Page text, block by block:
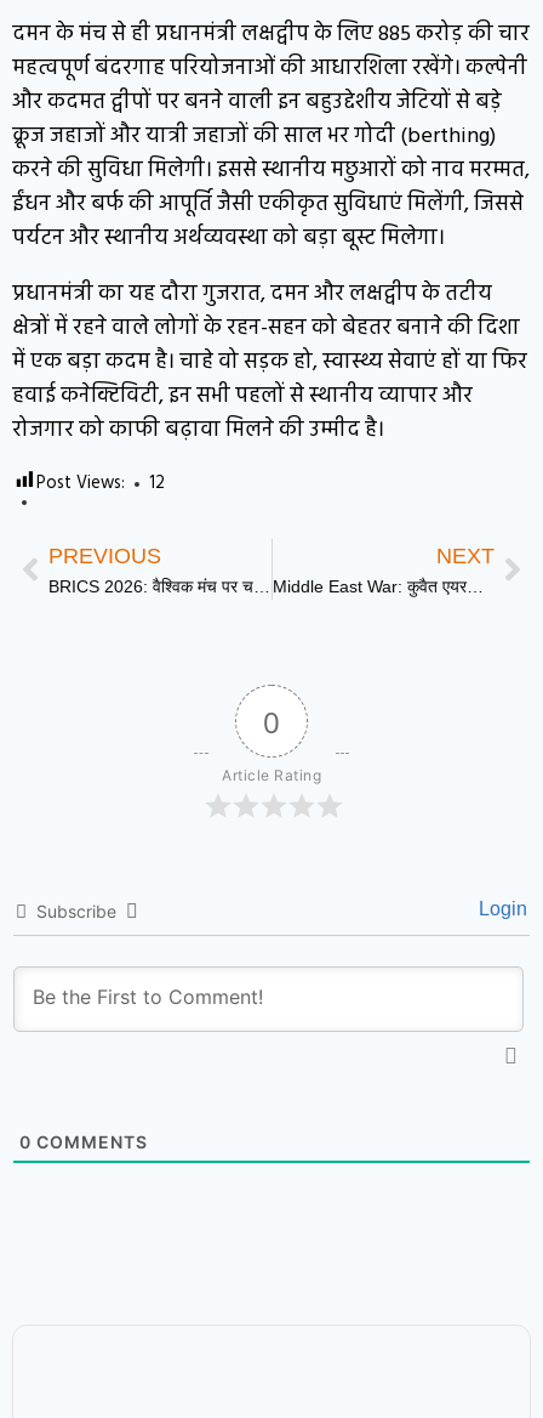
दमन के मंच से ही प्रधानमंत्री लक्षद्वीप के लिए ₹885 करोड़ की चार
महत्वपूर्ण बंदरगाह परियोजनाओं की आधारशिला रखेंगे। कल्पेनी
और कदमत द्वीपों पर बनने वाली इन बहुउद्देशीय जेटियों से बड़े
क्रूज जहाजों और यात्री जहाजों की साल भर गोदी (berthing)
करने की सुविधा मिलेगी। इससे स्थानीय मछुआरों को नाव मरम्मत,
ईंधन और बर्फ की आपूर्ति जैसी एकीकृत सुविधाएं मिलेंगी, जिससे
पर्यटन और स्थानीय अर्थव्यवस्था को बड़ा बूस्ट मिलेगा।
प्रधानमंत्री का यह दौरा गुजरात, दमन और लक्षद्वीप के तटीय
क्षेत्रों में रहने वाले लोगों के रहन-सहन को बेहतर बनाने की दिशा
में एक बड़ा कदम है। चाहे वो सड़क हो, स्वास्थ्य सेवाएं हों या फिर
हवाई कनेक्टिविटी, इन सभी पहलों से स्थानीय व्यापार और
रोजगार को काफी बढ़ावा मिलने की उम्मीद है।
Post Views: 12
PREVIOUS
BRICS 2026: वैश्विक मंच पर चमकेगी काशी की संस्कृति, वाराणसी में आज से BRICS सांस्कृतिक कार्य समूह की दो दिवसीय बैठक शुरू | DD News UP
NEXT
Middle East War: कुवैत एयरपोर्ट पर ईरान का भीषण ड्रोन हमला, 1 की मौत | DD News UP
0
Article Rating
Subscribe Login
0 COMMENTS